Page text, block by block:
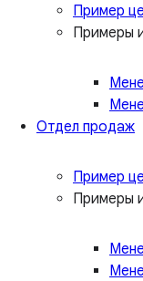
Пример
Примеры
Отдел продаж
Пример
Примеры